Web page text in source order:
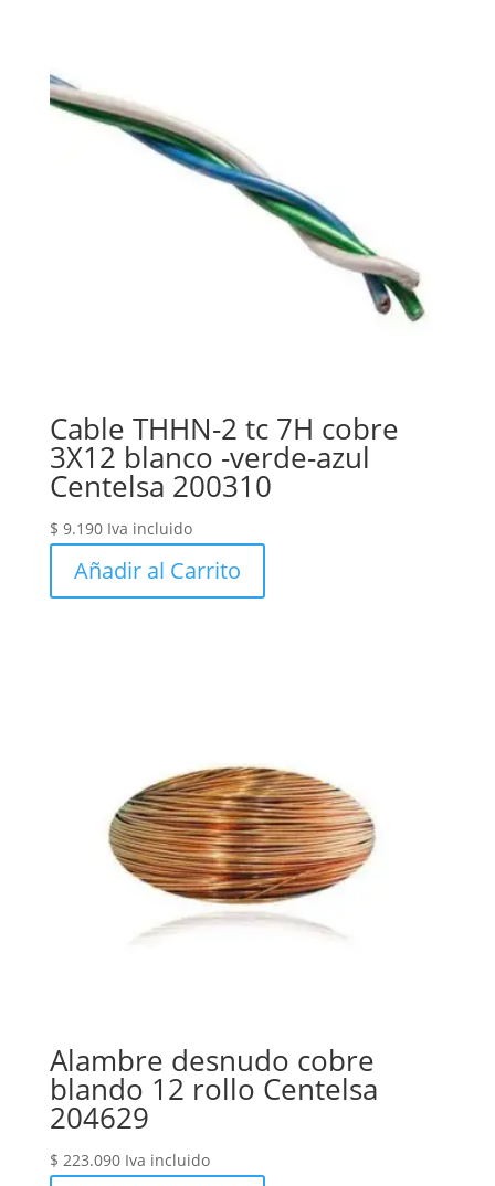
Cable THHN-2 tc 7H cobre
3X12 blanco -verde-azul
Centelsa 200310
$ 9.190 Iva incluido
Añadir al Carrito
Alambre desnudo cobre
blando 12 rollo Centelsa
204629
$ 223.090 Iva incluido